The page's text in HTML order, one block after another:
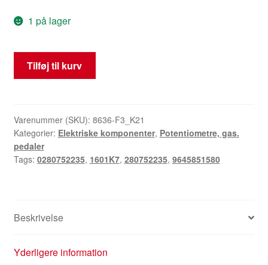
1 på lager
Gaspedal
Citroën
0280752235
9645851580
antal
Tilføj til kurv
Varenummer (SKU): 8636-F3_K21
Kategorier: Elektriske komponenter, Potentiometre, gas.
pedaler
Tags: 0280752235, 1601K7, 280752235, 9645851580
Beskrivelse
Yderligere information